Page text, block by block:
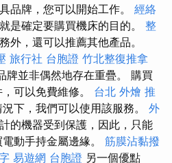
品牌，您可以開始工作。 經絡
是確定要購買機床的目的。 整
外，還可以推薦其他產品。
旅行社 台胞證 竹北整復推拿
牌並非偶然地存在重疊。 購買
可以免費維修。 台北 外燴 推
下，我們可以使用該服務。 外
的機器受到保護，因此，只能
動手持金屬邊緣。 筋膜沾黏撥
易遊網 台胞證 另一個優點